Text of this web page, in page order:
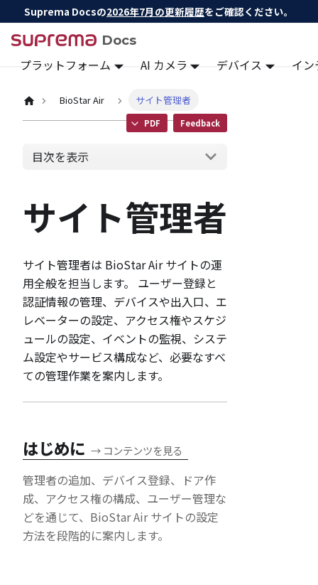
Suprema Docsの2026年7月の更新履歴をご確認ください。
Docs
プラットフォーム AI カメラ デバイス イ
BioStar Air サイト管理者
PDF Feedback
目次を表示
サイト管理者
サイト管理者は BioStar Air サイトの運
用全般を担当します。 ユーザー登録と
認証情報の管理、デバイスや出入口、エ
レベーターの設定、アクセス権やスケジ
ュールの設定、イベントの監視、システ
ム設定やサービス構成など、必要なすべ
ての管理作業を案内します。
はじめに → コンテンツを見る
管理者の追加、デバイス登録、ドア作
成、アクセス権の構成、ユーザー管理な
どを通じて、BioStar Air サイトの設定
方法を段階的に案内します。